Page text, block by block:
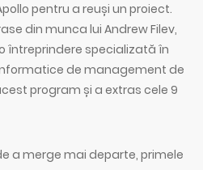
pentru a reuși un proiect.
din munca lui Andrew Filev,
întreprindere specializată în
de management de
program și a extras cele 9
a merge mai departe, primele